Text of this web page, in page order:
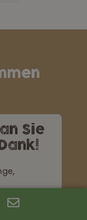
Sie
dennoch
möchten